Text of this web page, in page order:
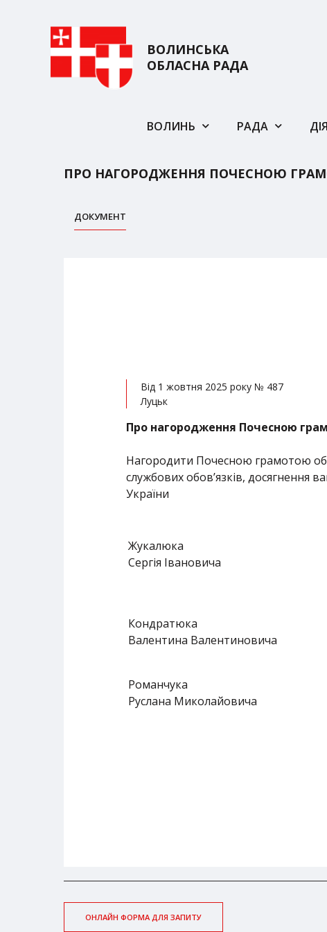
ВОЛИНСЬКА
ОБЛАСНА РАДА
ВОЛИНЬ РАДА
ПРО НАГОРОДЖЕННЯ ПОЧЕСНОЮ
ДОКУМЕНТ
Від 1 жовтня 2025 року № 487
Луцьк
Про нагородження Почесною
Нагородити Почесною грамотою
службових обов’язків, досягнення
України
Жукалюка
Сергія Івановича
Кондратюка
Валентина Валентиновича
Романчука
Руслана Миколайовича
ОНЛАЙН ФОРМА ДЛЯ ЗАПИТУ